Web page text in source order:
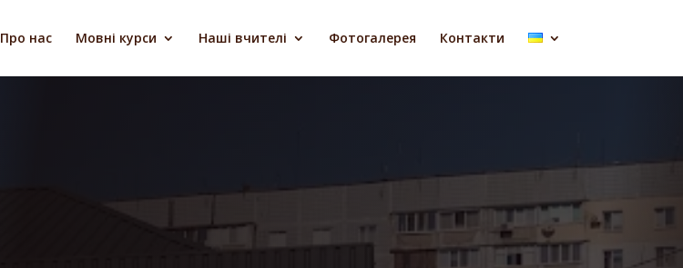
Про нас Мовні курси Наші вчителі Фотогалерея Контакти